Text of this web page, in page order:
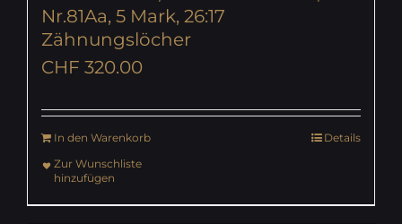
Nr.81Aa, 5 Mark, 26:17
Zähnungslöcher
CHF 320.00
In den Warenkorb
Details
Zur Wunschliste
hinzufügen